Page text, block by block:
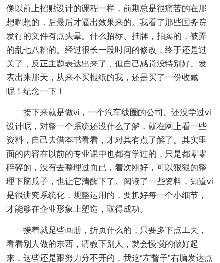
像以前上招贴设计的课程一样，前期总是很痛苦的在那
想啊想的，后最后才逼出效果来的。我看了那些国务院
发行的文件有点头晕。什么招标、挂牌，拍卖的，被弄
的乱七八糟的。经过很长一段时间的修改，终于还是过
关了，反正主题表达出来了，但自己感觉没特别好。发
表出来那天，从来不买报纸的我，还是买了一份收藏
呢！纪念一下！
接下来就是做vi，一个汽车线圈的公司。还没学过vi
设计呢，对整一个系统还没什么了解，就在网上看一些
资料，自己去借本书看看，才对其有点了解了。其实里
面的内容在以前的专业课中也都有学过的，只是都零零
碎碎的，没有去整理过而已，着次刚好，可以狠狠的整
理下脑瓜子，也让它清醒下了。阅读了一些资料，知道vi
是很讲究系统化，规整运用的，要抓好每一个小细节，
才能够在企业形象上塑造，取得成功。
接着就是些画册，折页什么的，只要多下点工夫，
看看别人做的东西，请教下别人，就会慢慢的做好起
来，这些还是跟努力分不开的，我这“左瞥子”右脑发达点